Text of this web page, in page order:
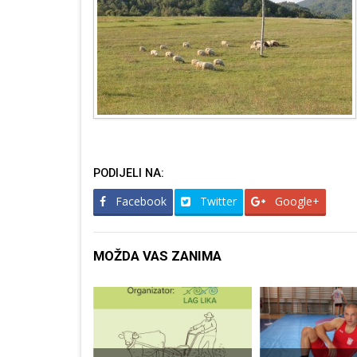
PODIJELI NA:
Facebook Twitter Google+
MOŽDA VAS ZANIMA